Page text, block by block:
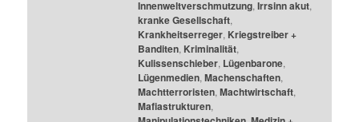
Innenweltverschmutzung, Irrsinn akut,
kranke Gesellschaft,
Krankheitserreger, Kriegstreiber +
Banditen, Kriminalität,
Kulissenschieber, Lügenbarone,
Lügenmedien, Machenschaften,
Machtterroristen, Machtwirtschaft,
Mafiastrukturen,